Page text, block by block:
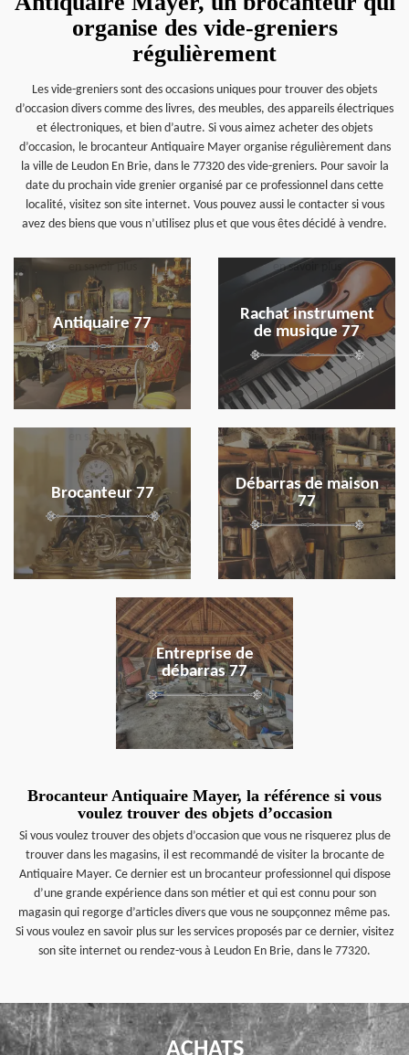
organise des vide-greniers
régulièrement
Les vide-greniers sont des occasions uniques pour trouver des objets
d’occasion divers comme des livres, des meubles, des appareils électriques
et électroniques, et bien d’autre. Si vous aimez acheter des objets
d’occasion, le brocanteur Antiquaire Mayer organise régulièrement dans
la ville de Leudon En Brie, dans le 77320 des vide-greniers. Pour savoir la
date du prochain vide grenier organisé par ce professionnel dans cette
localité, visitez son site internet. Vous pouvez aussi le contacter si vous
avez des biens que vous n’utilisez plus et que vous êtes décidé à vendre.
Antiquaire 77
en savoir plus
Rachat instrument
de musique 77
en savoir plus
Brocanteur 77
en savoir plus
Débarras de maison
77
en savoir plus
Entreprise de
débarras 77
en savoir plus
Brocanteur Antiquaire Mayer, la référence si vous
voulez trouver des objets d’occasion
Si vous voulez trouver des objets d’occasion que vous ne risquerez plus de
trouver dans les magasins, il est recommandé de visiter la brocante de
Antiquaire Mayer. Ce dernier est un brocanteur professionnel qui dispose
d’une grande expérience dans son métier et qui est connu pour son
magasin qui regorge d’articles divers que vous ne soupçonnez même pas.
Si vous voulez en savoir plus sur les services proposés par ce dernier, visitez
son site internet ou rendez-vous à Leudon En Brie, dans le 77320.
ACHATS